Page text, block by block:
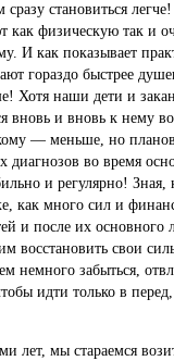
сразу становиться
как физическую так и
И как показывает
гораздо быстрее
Хотя наши дети и
вновь и вновь к нему
— меньше, но
диагнозов во время
и регулярно! Зная,
как много сил и
и после их основного
восстановить свои
немного забыться,
идти только в
лет, мы стараемся